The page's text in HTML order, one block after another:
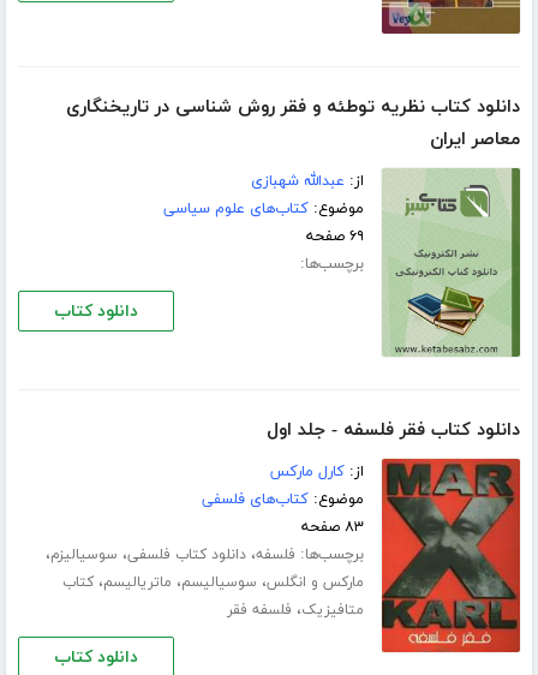
دانلود کتاب نظریه توطئه و فقر روش شناسی در تاریخنگاری
معاصر ایران
از: عبدالله شهبازی
موضوع:کتاب‌های علوم سیاسی
۶۹ صفحه
برچسب‌ها:
دانلود کتاب
دانلود کتاب فقر فلسفه - جلد اول
از:کارل مارکس
موضوع:کتاب‌های فلسفی
۸۳ صفحه
برچسب‌ها: فلسفه،دانلود کتاب فلسفی، سوسیالیزم،
مارکس و انگلس، سوسیالیسم، ماتریالیسم،کتاب
متافیزیک، فلسفه فقر
دانلود کتاب